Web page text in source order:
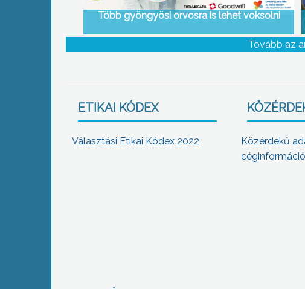
Több gyöngyösi orvosra is lehet voksolni
Tovább az
ETIKAI KÓDEX
Választási Etikai Kódex 2022
Közérdekű